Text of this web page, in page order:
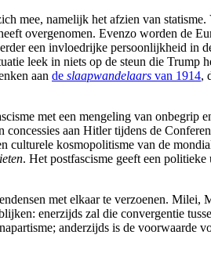
mee, namelijk het afzien van
overgenomen. Evenzo worden de
een invloedrijke persoonlijkheid
leek in niets op de steun die
aan de slaapwandelaars van 1914,
met een mengeling van
aan Hitler tijdens de
kosmopolitisme van de
. Het postfascisme geeft een
met elkaar te verzoenen.
enerzijds zal die convergentie
anderzijds is de